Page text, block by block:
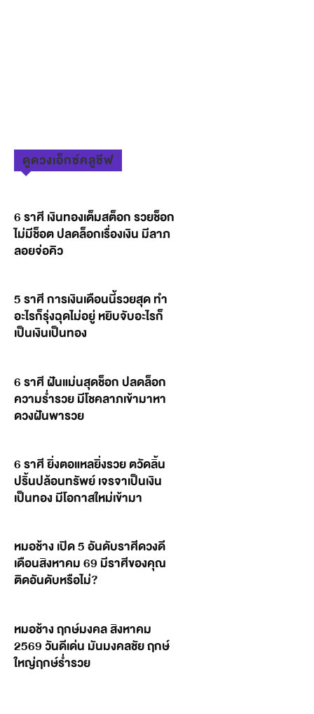
ดูดวงเอ็กซ์คลูซีฟ
6 ราศี เงินทองเต็มสต็อก รวยช็อก
ไม่มีช็อต ปลดล็อกเรื่องเงิน มีลาภ
ลอยจ่อคิว
5 ราศี การเงินเดือนนี้รวยสุด ทำ
อะไรก็รุ่งฉุดไม่อยู่ หยิบจับอะไรก็
เป็นเงินเป็นทอง
6 ราศี ฝันแม่นสุดช็อก ปลดล็อก
ความร่ำรวย มีโชคลาภเข้ามาหา
ดวงฝันพารวย
6 ราศี ยิ่งตอแหลยิ่งรวย ตวัดลิ้น
ปริ้นปล้อนทรัพย์ เจรจาเป็นเงิน
เป็นทอง มีโอกาสใหม่เข้ามา
หมอช้าง เปิด 5 อันดับราศีดวงดี
เดือนสิงหาคม 69 มีราศีของคุณ
ติดอันดับหรือไม่?
หมอช้าง ฤกษ์มงคล สิงหาคม
2569 วันดีเด่น มันมงคลชัย ฤกษ์
ใหญ่ฤกษ์ร่ำรวย